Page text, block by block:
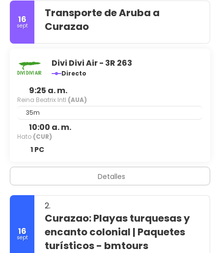
16
sept
Transporte de Aruba a
Curazao
Divi Divi Air - 3R 263
Directo
9:25 a. m.
Reina Beatrix Intl (AUA)
35m
10:00 a. m.
Hato (CUR)
1 PC
Detalles
16
sept
2.
Curazao: Playas turquesas y
encanto colonial | Paquetes
turísticos - bmtours